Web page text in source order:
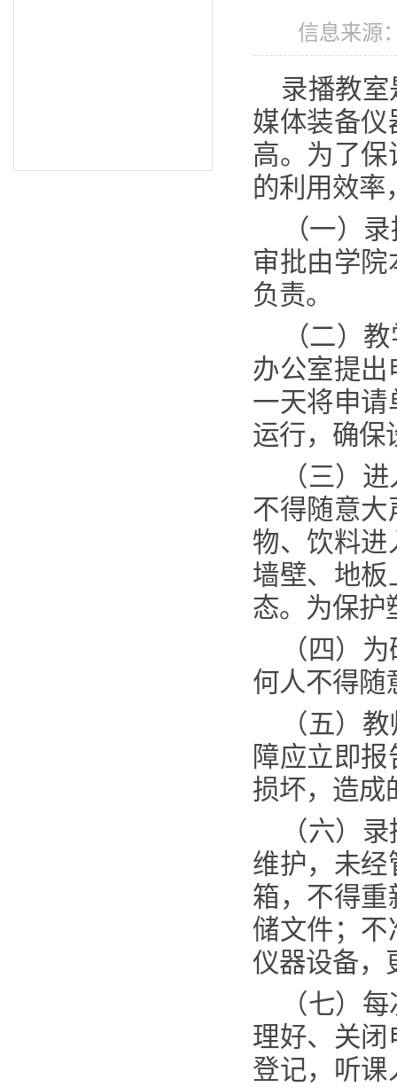
信息来
录播教室
媒体装备
高。为了
的利用效率
（一）
审批由学
负责。
（二） 教
办公室提
一天将申
运行，确保
（三） 进
不得随意大
物、饮料
墙壁、地
态。为保护
（ 四 ） 为
何人不得随
（五） 教
障应立即
损坏，造成
（六） 录
维护，未
箱，不得
储文件 ； 不
仪器设备，
（七） 每
理好、 关闭
登记，听